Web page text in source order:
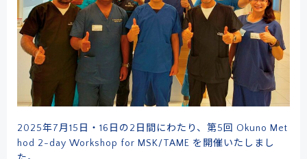
2025年7月15日・16日の2日間にわたり、第5回 Okuno Met
hod 2-day Workshop for MSK/TAME を開催いたしまし